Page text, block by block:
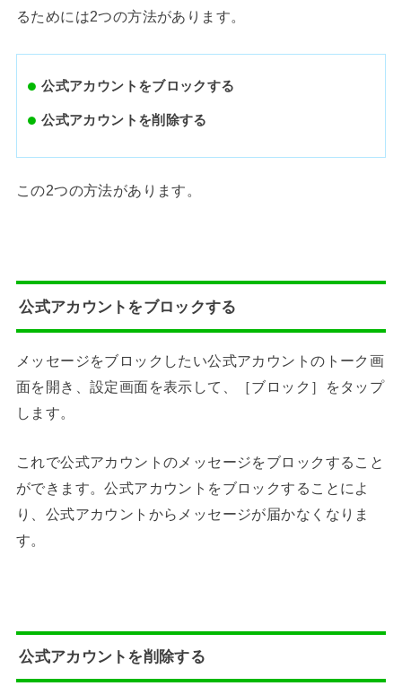
るためには2つの方法があります。
公式アカウントをブロックする
公式アカウントを削除する
この2つの方法があります。
公式アカウントをブロックする
メッセージをブロックしたい公式アカウントのトーク画
面を開き、設定画面を表示して、［ブロック］をタップ
します。
これで公式アカウントのメッセージをブロックすること
ができます。公式アカウントをブロックすることによ
り、公式アカウントからメッセージが届かなくなりま
す。
公式アカウントを削除する